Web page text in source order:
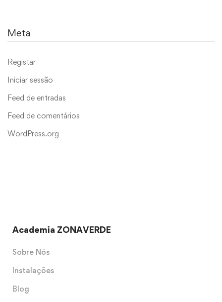
Meta
Registar
Iniciar sessão
Feed de entradas
Feed de comentários
WordPress.org
Academia ZONAVERDE
Sobre Nós
Instalações
Blog